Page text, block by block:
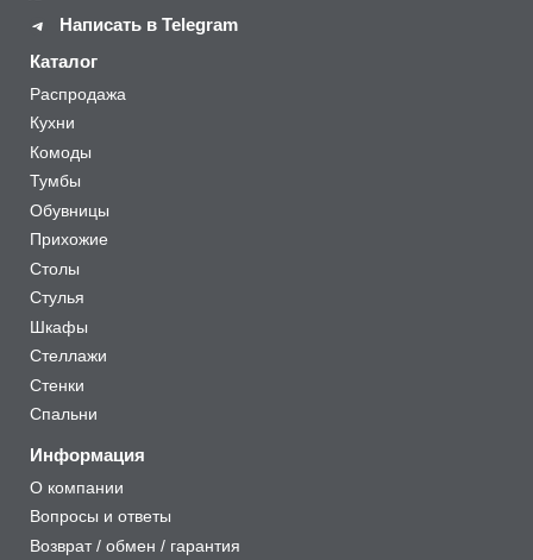
Написать в Telegram
Каталог
Распродажа
Кухни
Комоды
Тумбы
Обувницы
Прихожие
Столы
Стулья
Шкафы
Стеллажи
Стенки
Спальни
Информация
О компании
Вопросы и ответы
Возврат / обмен / гарантия